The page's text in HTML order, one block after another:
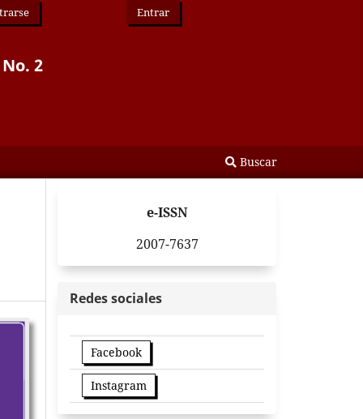
2
Buscar
Entrar
e-ISSN
2007-7637
Redes sociales
Facebook
Instagram